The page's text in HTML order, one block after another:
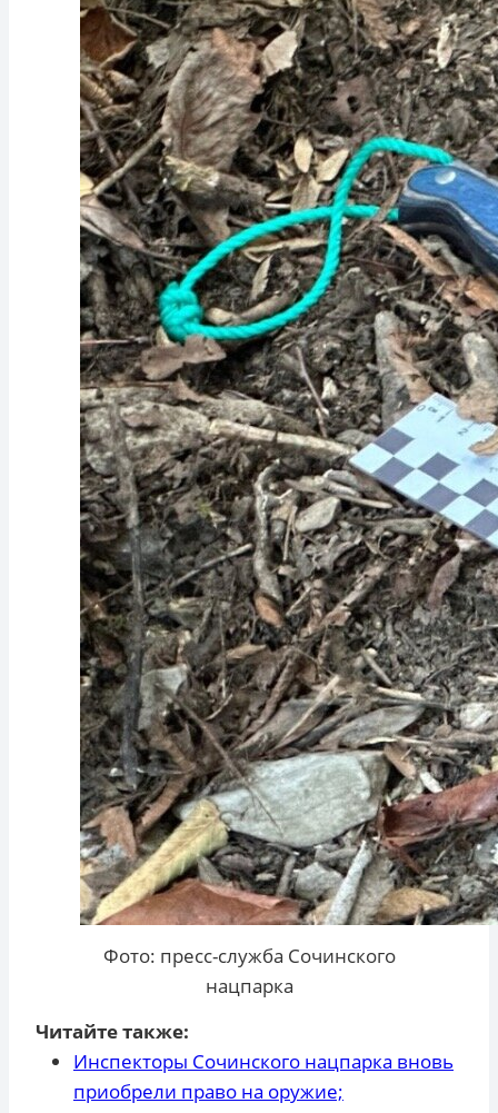
Фото: пресс-служба Сочинского
нацпарка
Читайте также:
Инспекторы Сочинского нацпарка вновь
приобрели право на оружие;